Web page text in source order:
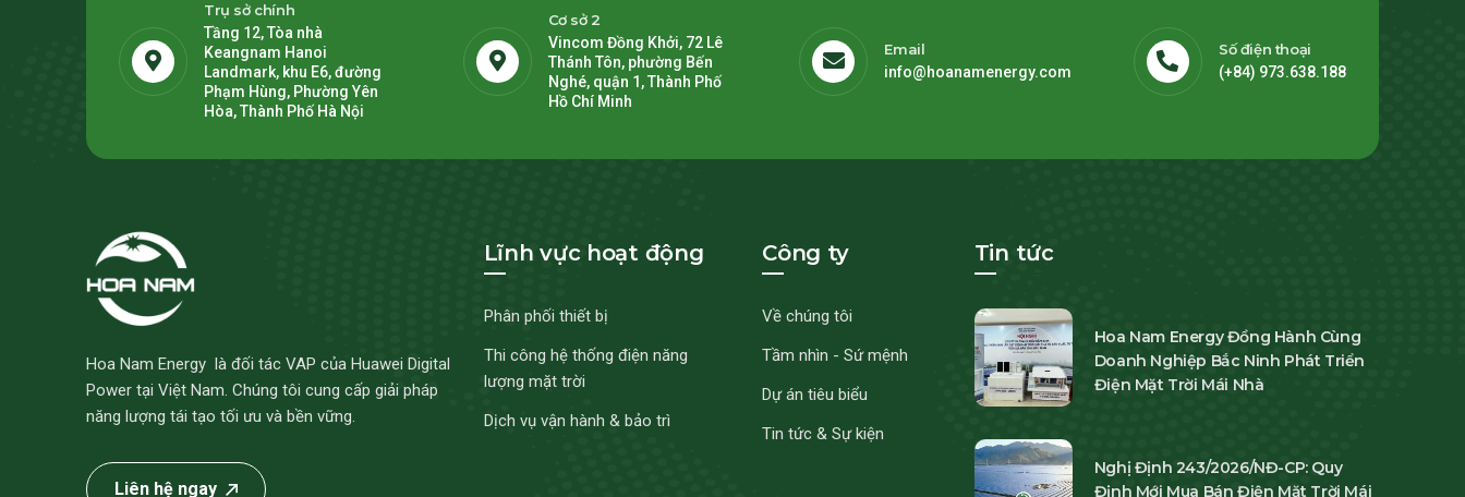
Trụ sở chính
Tầng 12, Tòa nhà
Keangnam Hanoi
Landmark, khu E6, đường
Phạm Hùng, Phường Yên
Hòa, Thành Phố Hà Nội
Cơ sở 2
Vincom Đồng Khởi, 72 Lê
Thánh Tôn, phường Bến
Nghé, quận 1, Thành Phố
Hồ Chí Minh
Email
info@hoanamenergy.com
Số điện thoại
(+84) 973.638.188
Hoa Nam Energy là đối tác VAP của Huawei Digital
Power tại Việt Nam. Chúng tôi cung cấp giải pháp
năng lượng tái tạo tối ưu và bền vững.
Liên hệ ngay
Lĩnh vực hoạt động
Phân phối thiết bị
Thi công hệ thống điện năng
lượng mặt trời
Dịch vụ vận hành & bảo trì
Công ty
Về chúng tôi
Tầm nhìn - Sứ mệnh
Dự án tiêu biểu
Tin tức & Sự kiện
Tin tức
Hoa Nam Energy Đồng Hành Cùng
Doanh Nghiệp Bắc Ninh Phát Triển
Điện Mặt Trời Mái Nhà
Nghị Định 243/2026/NĐ-CP: Quy
Định Mới Mua Bán Điện Mặt Trời Mái